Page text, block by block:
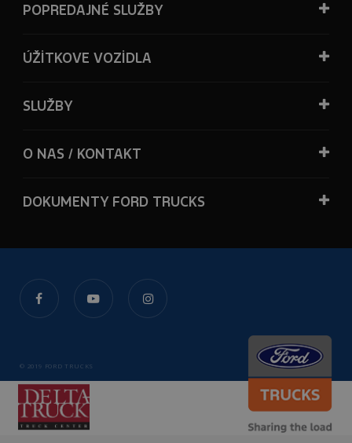
POPREDAJNÉ SLUŽBY
ÚŽİTKOVE VOZİDLA
SLUŽBY
O NAS / KONTAKT
DOKUMENTY FORD TRUCKS
© 2019 FORD TRUCKS